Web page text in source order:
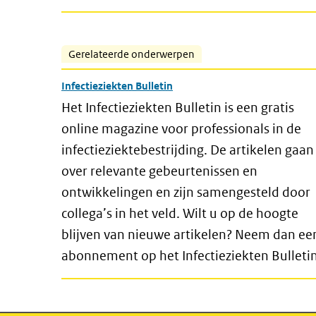
Gerelateerde onderwerpen
Infectieziekten Bulletin
Het Infectieziekten Bulletin is een gratis
online magazine voor professionals in de
infectieziektebestrijding. De artikelen gaan
over relevante gebeurtenissen en
ontwikkelingen en zijn samengesteld door
collega’s in het veld. Wilt u op de hoogte
blijven van nieuwe artikelen? Neem dan
abonnement op het Infectieziekten